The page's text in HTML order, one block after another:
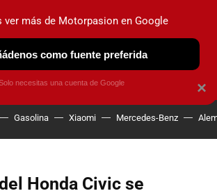
ELÉCTRICOS OBSERVATORIO
Gasolina Xiaomi Mercedes-Benz
Honda Civic se
×
ver más de Motorpasion en Google
como fuente preferida
necesitas una cuenta de Google